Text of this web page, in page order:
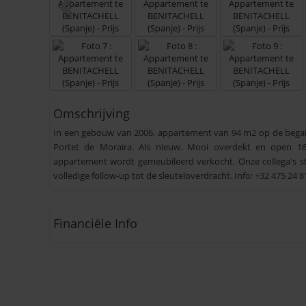
Omschrijving
In een gebouw van 2006, appartement van 94 m2 op de
Portet de Moraira. Als nieuw. Mooi overdekt en open
appartement wordt gemeubileerd verkocht. Onze
volledige follow-up tot de sleuteloverdracht. Info: +32 475 24
Financiële Info